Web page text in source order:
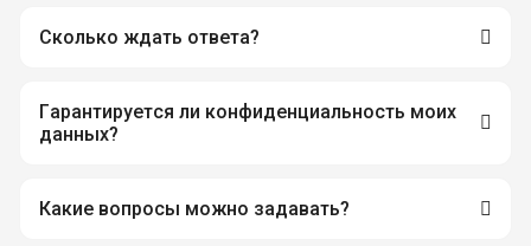
Сколько ждать ответа?
Гарантируется ли конфиденциальность моих
данных?
Какие вопросы можно задавать?